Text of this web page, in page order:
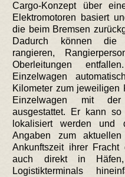
Cargo-Konzept über
Elektromotoren basiert
die beim Bremsen
Dadurch können die
rangieren,
Oberleitungen
Einzelwagen
Kilometer zum jeweiligen
Einzelwagen mit der
ausgestattet. Er kann
lokalisiert werden und
Angaben zum
Ankunftszeit ihrer
auch direkt in Häfen,
Logistikterminals